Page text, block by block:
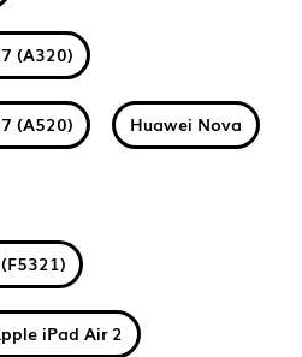
(A320)
(A520) Huawei Nova
iPad Air 2